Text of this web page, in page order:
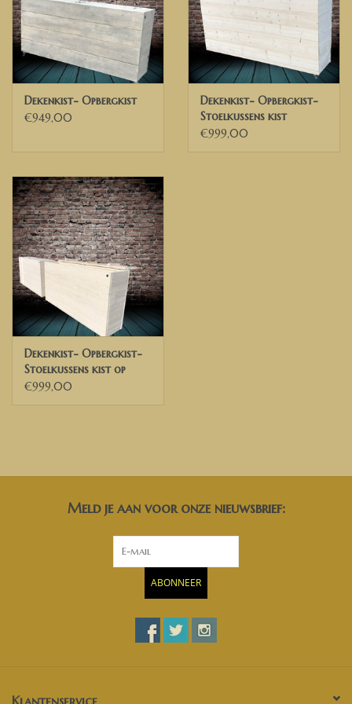
Dekenkist- Opbergkist
€949,00
Dekenkist- Opbergkist-
Stoelkussens kist
€999,00
Dekenkist- Opbergkist-
Stoelkussens kist op
wielen
€999,00
Meld je aan voor onze nieuwsbrief:
ABONNEER
Klantenservice